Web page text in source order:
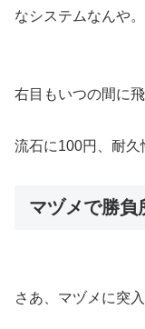
なシステムなんや。
右目もいつの間に
流石に100円、耐久
マヅメで勝負
さあ、マヅメに突入